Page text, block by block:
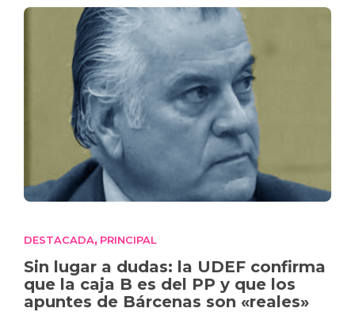
DESTACADA, PRINCIPAL
Sin lugar a dudas: la UDEF confirma
que la caja B es del PP y que los
apuntes de Bárcenas son «reales»